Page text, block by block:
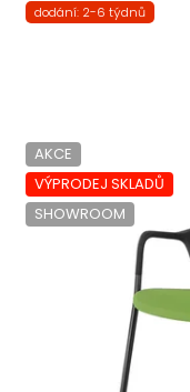
dodání: 2-6 týdnů
AKCE
VÝPRODEJ SKLADŮ
SHOWROOM